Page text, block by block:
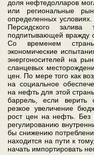
доля нефтедолларов
или региональные
определенных
Персидского
подпитывающей вражду
Со временем
экономические
энергоносителей на
сланцевых
цен. По мере того как
на социальное
на нефть для этой
баррель, если верить
резкое увеличение
рост цен на нефть. Без
регулированию
бы снижению
находится на пути к
начать импортировать